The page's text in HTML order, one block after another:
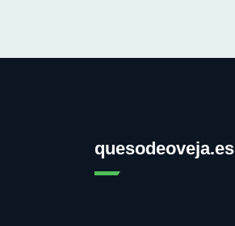
quesodeoveja.es